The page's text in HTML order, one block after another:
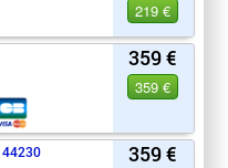
219 €
359 €
359 €
359 €
44230